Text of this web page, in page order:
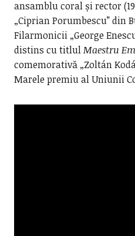
ansamblu coral și rector
„Ciprian Porumbescu” din
Filarmonicii „George
distins cu titlulMaestru
comemorativă „Zoltán
Marele premiu al Uniunii